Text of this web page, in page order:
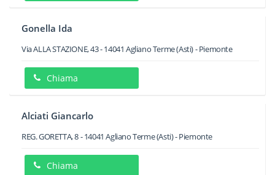
Gonella Ida
Via ALLA STAZIONE, 43-14041 Agliano Terme(Asti) -Piemonte
Chiama
Alciati Giancarlo
REG. GORETTA, 8-14041 Agliano Terme(Asti) -Piemonte
Chiama